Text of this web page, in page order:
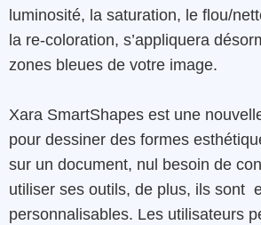
luminosité, la saturation, le flou/
la re-coloration, s’appliquera
zones bleues de votre image.
Xara SmartShapes est une
pour dessiner des formes
sur un document, nul besoin de
utiliser ses outils, de plus, ils sont
personnalisables. Les utilisateurs